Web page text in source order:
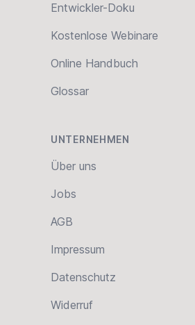
Entwickler-Doku
Kostenlose Webinare
Online Handbuch
Glossar
UNTERNEHMEN
Über uns
Jobs
AGB
Impressum
Datenschutz
Widerruf